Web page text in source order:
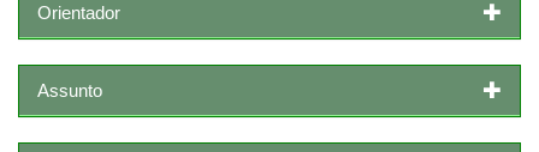
Orientador
Assunto